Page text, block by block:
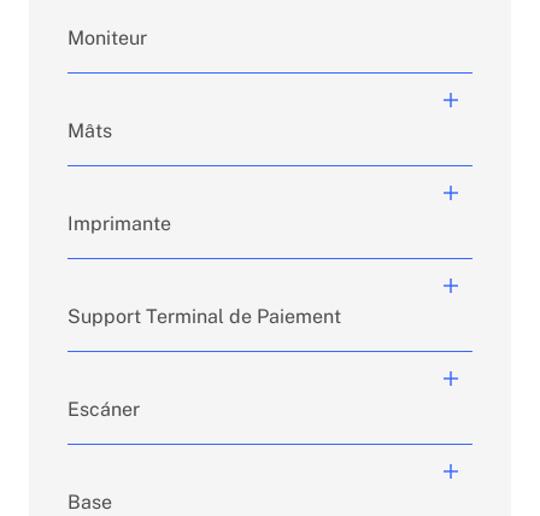
Moniteur
En fonction de la configuration de la
borne, des écrans tout-en-un de
différentes tailles peuvent être
Mâts
Le kiosque est conçu pour cacher et
protéger les câbles à l'intérieur des
Imprimante
Imprimantes : Epson TMT 70 II,
Epson TMT 30, SAM 4S.
Support Terminal de Paiement
Différentes longueurs de bras
Escáner
Base